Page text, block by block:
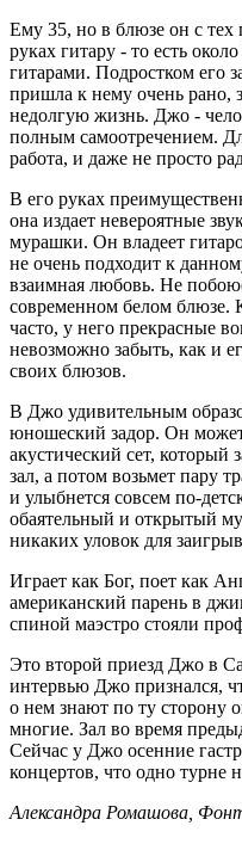
Ему 35, но в блюзе он с тех
руках гитару - то есть
гитарами. Подростком его
пришла к нему очень рано,
недолгую жизнь. Джо -
полным самоотречением.
работа, и даже не просто
В его руках
она издает невероятные
мурашки. Он владеет
не очень подходит к
взаимная любовь. Не
современном белом блюзе.
часто, у него прекрасные
невозможно забыть, как и
своих блюзов.
В Джо удивительным
юношеский задор. Он
акустический сет, который
зал, а потом возьмет пару
и улыбнется совсем по-
обаятельный и открытый
никаких уловок для
Играет как Бог, поет как
американский парень в
спиной маэстро стояли
Это второй приезд Джо в
интервью Джо признался,
о нем знают по ту сторону
многие. Зал во время
Сейчас у Джо осенние
концертов, что одно турне
Александра Ромашова,